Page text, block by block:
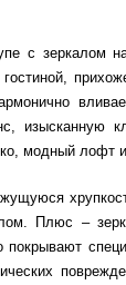
с зеркалом
изысканную
модный лофт
Плюс –